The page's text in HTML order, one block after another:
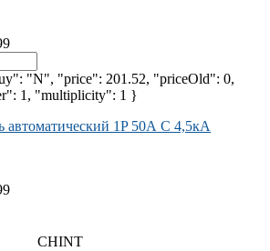
"N", "price": 201.52, "priceOld": 0,
1, "multiplicity": 1 }
CHINT